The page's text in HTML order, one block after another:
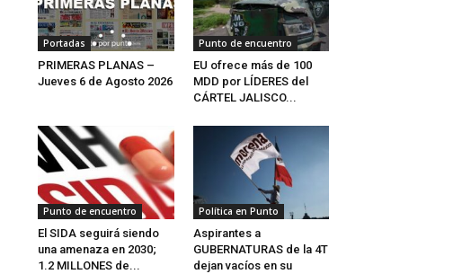
Portadas
PRIMERAS PLANAS –
Jueves 6 de Agosto 2026
Punto de encuentro
EU ofrece más de 100
MDD por LÍDERES del
CÁRTEL JALISCO...
Punto de encuentro
El SIDA seguirá siendo
una amenaza en 2030;
1.2 MILLONES de...
Política en Punto
Aspirantes a
GUBERNATURAS de la 4T
dejan vacíos en su